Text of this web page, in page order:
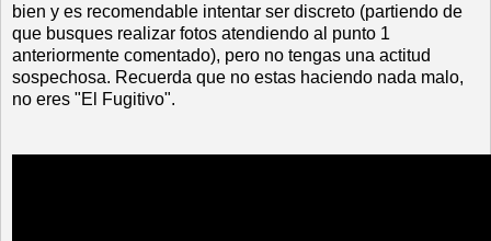
bien y es recomendable intentar ser discreto (partiendo de
que busques realizar fotos atendiendo al punto 1
anteriormente comentado), pero no tengas una actitud
sospechosa. Recuerda que no estas haciendo nada malo,
no eres "El Fugitivo".